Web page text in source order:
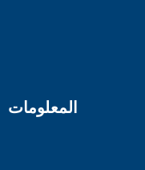
المعلومات